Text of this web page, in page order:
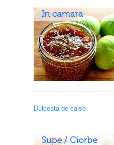
Dulceata de caise